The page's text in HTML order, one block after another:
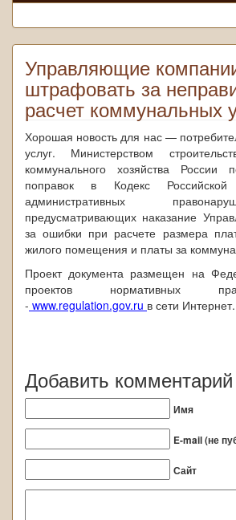
Управляющие
штрафовать за
расчет коммунальных
Хорошая новость для нас —
услуг. Министерством
коммунального хозяйства России
поправок в Кодекс
административных
предусматривающих наказание
за ошибки при расчете размера
жилого помещения и платы за
Проект документа размещен на
проектов нормативных
- www.regulation.gov.ru в сети Интернет.
Добавить комментарий
Имя
E-mail (не
Сайт